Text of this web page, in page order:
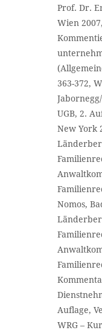
WRG –
Auflage,
Nomos,
363-372,
UGB, 2.
New York
Prof. Dr.
Wien